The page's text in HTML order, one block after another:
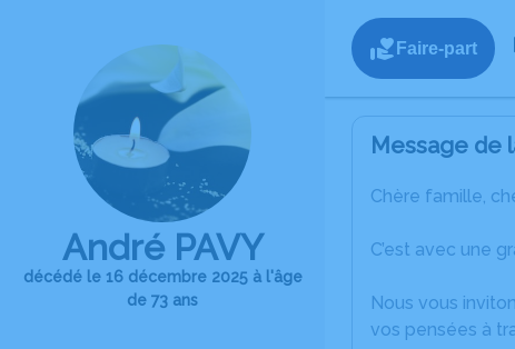
André PAVY
décédé le 16 décembre 2025 à l'âge
de 73 ans
Faire-part
Message de
Chère famille,
C’est avec une
Nous vous
vos pensées à